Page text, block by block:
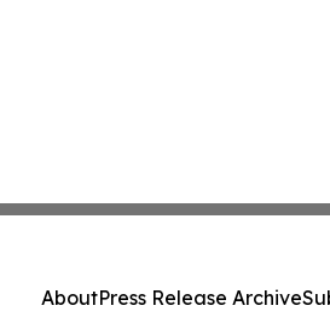
AboutPress Release Archive